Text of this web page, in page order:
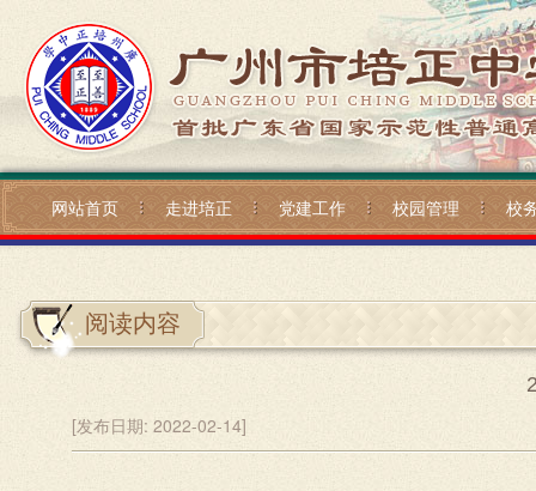
网站首页 走进培正 党建工作 校园管理 校
阅读内容
[发布日期: 2022-02-14]